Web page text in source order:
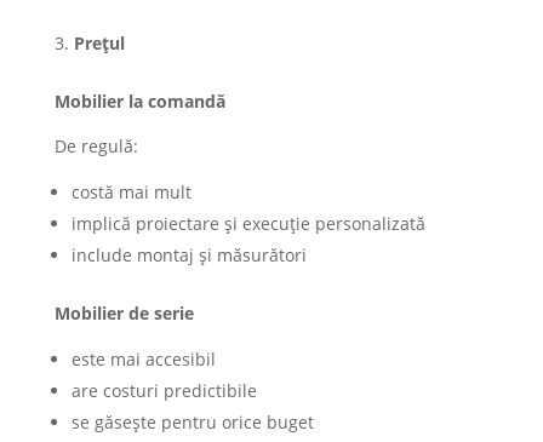
Prețul
Mobilier la comandă
De regulă:
costă mai mult
implică proiectare și execuție personalizată
include montaj și măsurători
Mobilier de serie
este mai accesibil
are costuri predictibile
se găsește pentru orice buget